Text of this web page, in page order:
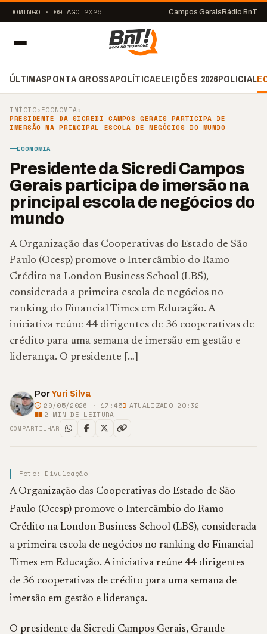
DOMINGO · 09 AGO 2026 Campos Gerais Rádio BnT
ÚLTIMASPONTA GROSSAPOLÍTICAELEIÇÕES 2026POLICIAL
INÍCIO›ECONOMIA›
PRESIDENTE DA SICREDI CAMPOS GERAIS PARTICIPA DE
IMERSÃO NA PRINCIPAL ESCOLA DE NEGÓCIOS DO MUNDO
ECONOMIA
Presidente da Sicredi Campos
Gerais participa de imersão na
principal escola de negócios do
mundo
A Organização das Cooperativas do Estado de São
Paulo (Ocesp) promove o Intercâmbio do Ramo
Crédito na London Business School (LBS),
considerada a primeira escola de negócios no
ranking do Financial Times em Educação. A
iniciativa reúne 44 dirigentes de 36 cooperativas de
crédito para uma semana de imersão em gestão e
liderança. O presidente […]
PorYuri Silva
29/05/2026 · 17:45
ATUALIZADO 20:32
2 MIN DE LEITURA
COMPARTILHAR
Foto: Divulgação
A Organização das Cooperativas do Estado de São
Paulo (Ocesp) promove o Intercâmbio do Ramo
Crédito na London Business School (LBS), considerada
a primeira escola de negócios no ranking do Financial
Times em Educação. A iniciativa reúne 44 dirigentes
de 36 cooperativas de crédito para uma semana de
imersão em gestão e liderança.
O presidente da Sicredi Campos Gerais, Grande